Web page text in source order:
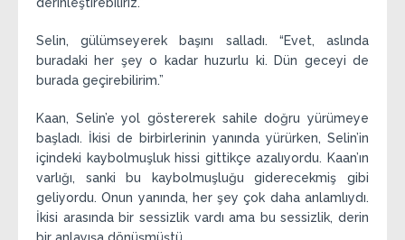
derinleştirebiliriz.”
Selin, gülümseyerek başını salladı. “Evet, aslında
buradaki her şey o kadar huzurlu ki. Dün geceyi de
burada geçirebilirim.”
Kaan, Selin’e yol göstererek sahile doğru yürümeye
başladı. İkisi de birbirlerinin yanında yürürken, Selin’in
içindeki kaybolmuşluk hissi gittikçe azalıyordu. Kaan’ın
varlığı, sanki bu kaybolmuşluğu giderecekmiş gibi
geliyordu. Onun yanında, her şey çok daha anlamlıydı.
İkisi arasında bir sessizlik vardı ama bu sessizlik, derin